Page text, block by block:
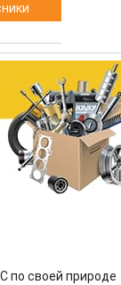
своей природе